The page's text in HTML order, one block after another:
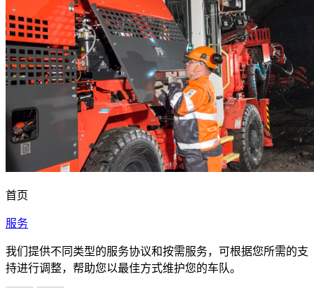
首页
服务
我们提供不同类型的服务协议和按需服务，可根据您所需的支
持进行调整，帮助您以最佳方式维护您的车队。